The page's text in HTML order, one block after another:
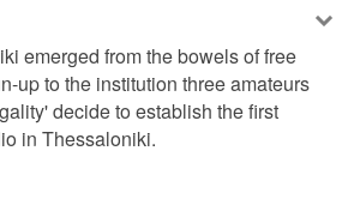
emerged from the bowels of free
up to the institution three amateurs
decide to establish the first
in Thessaloniki.